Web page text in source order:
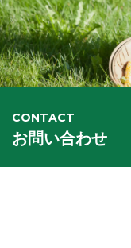
CONTACT
お問い合わせ